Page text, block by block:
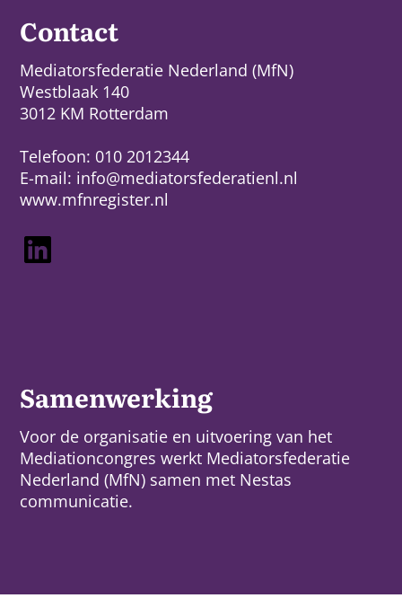
Contact
Mediatorsfederatie Nederland (MfN)
Westblaak 140
3012 KM Rotterdam
Telefoon: 010 2012344
E-mail: info@mediatorsfederatienl.nl
www.mfnregister.nl
Samenwerking
Voor de organisatie en uitvoering van het
Mediationcongres werkt Mediatorsfederatie
Nederland (MfN) samen met Nestas
communicatie.